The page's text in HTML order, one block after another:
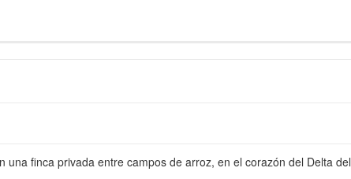
una finca privada entre campos de arroz, en el corazón del Delta